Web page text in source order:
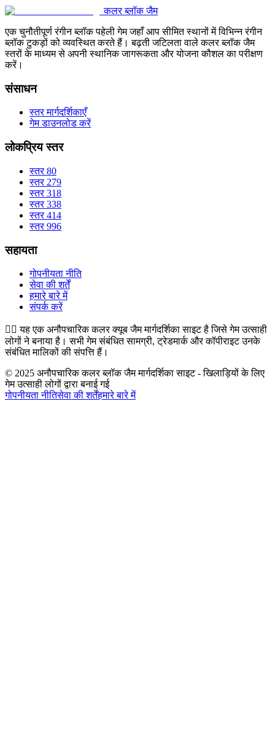
कलर ब्लॉक जैम
एक चुनौतीपूर्ण रंगीन ब्लॉक पहेली गेम जहाँ आप सीमित स्थानों में विभिन्न रंगीन
ब्लॉक टुकड़ों को व्यवस्थित करते हैं। बढ़ती जटिलता वाले कलर ब्लॉक जैम
स्तरों के माध्यम से अपनी स्थानिक जागरूकता और योजना कौशल का परीक्षण
करें।
संसाधन
स्तर मार्गदर्शिकाएँ
गेम डाउनलोड करें
लोकप्रिय स्तर
स्तर 80
स्तर 279
स्तर 318
स्तर 338
स्तर 414
स्तर 996
सहायता
गोपनीयता नीति
सेवा की शर्तें
हमारे बारे में
संपर्क करें
👉🏻यह एक अनौपचारिक कलर क्यूब जैम मार्गदर्शिका साइट है जिसे गेम उत्साही
लोगों ने बनाया है। सभी गेम संबंधित सामग्री, ट्रेडमार्क और कॉपीराइट उनके
संबंधित मालिकों की संपत्ति हैं।
© 2025 अनौपचारिक कलर ब्लॉक जैम मार्गदर्शिका साइट - खिलाड़ियों के लिए
गेम उत्साही लोगों द्वारा बनाई गई
गोपनीयता नीतिसेवा की शर्तेंहमारे बारे में